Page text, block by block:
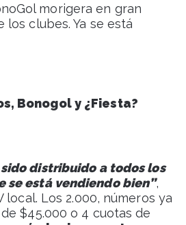
morigera en gran
clubes. Ya se está
Bonogol y ¿Fiesta?
sido distribuido a todos los
se está vendiendo bien”,
local. Los 2.000, números ya
$45.000 o 4 cuotas de